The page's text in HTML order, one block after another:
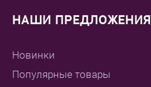
НАШИ ПРЕДЛОЖЕНИЯ
Новинки
Популярные товары